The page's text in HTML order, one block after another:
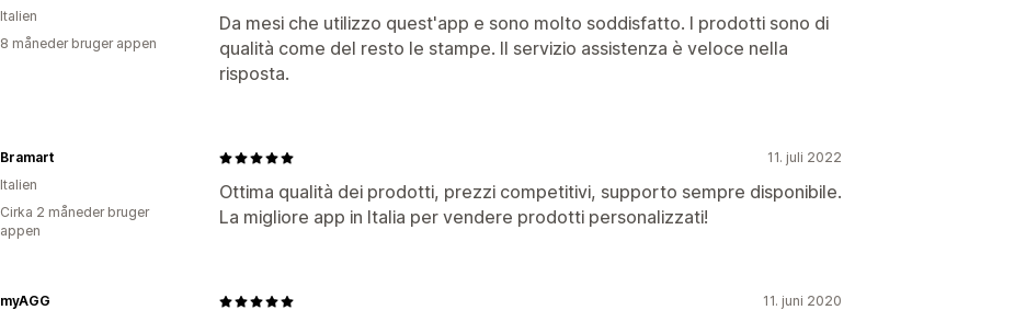
Da mesi che utilizzo quest'app e sono molto soddisfatto. I prodotti sono di
qualità come del resto le stampe. Il servizio assistenza è veloce nella
risposta.
Italien
8 måneder bruger appen
11. juli 2022
Ottima qualità dei prodotti, prezzi competitivi, supporto sempre disponibile.
La migliore app in Italia per vendere prodotti personalizzati!
Bramart
Italien
Cirka 2 måneder bruger
appen
11. juni 2020
myAGG